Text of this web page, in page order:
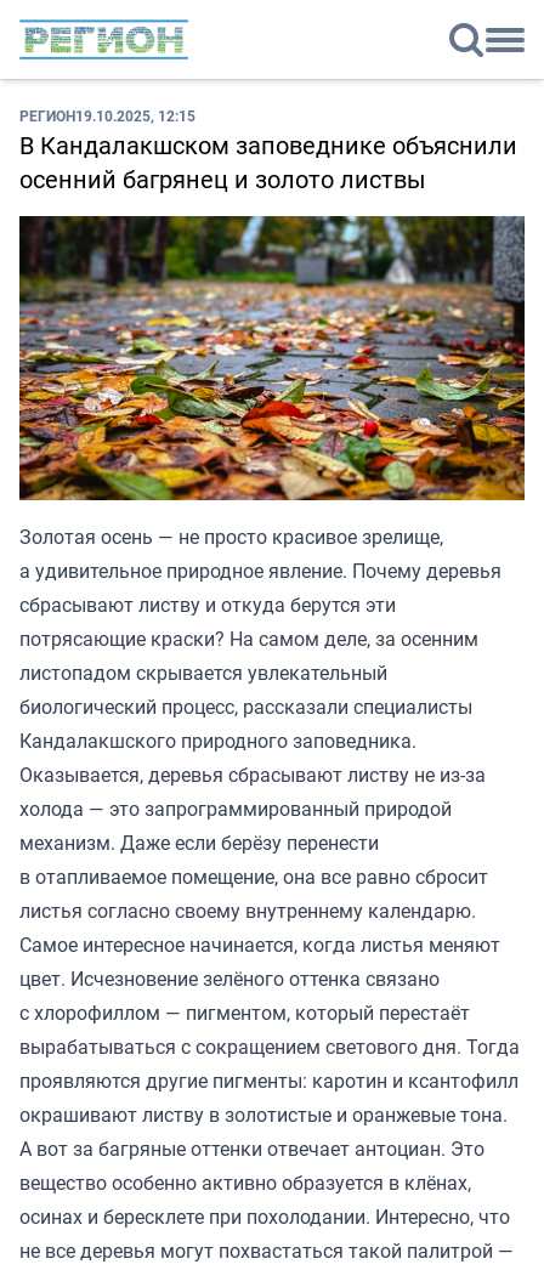
РЕГИОН19.10.2025, 12:15
В Кандалакшском заповеднике объяснили
осенний багрянец и золото листвы
Золотая осень — не просто красивое зрелище,
а удивительное природное явление. Почему деревья
сбрасывают листву и откуда берутся эти
потрясающие краски? На самом деле, за осенним
листопадом скрывается увлекательный
биологический процесс, рассказали специалисты
Кандалакшского природного заповедника.
Оказывается, деревья сбрасывают листву не из-за
холода — это запрограммированный природой
механизм. Даже если берёзу перенести
в отапливаемое помещение, она все равно сбросит
листья согласно своему внутреннему календарю.
Самое интересное начинается, когда листья меняют
цвет. Исчезновение зелёного оттенка связано
с хлорофиллом — пигментом, который перестаёт
вырабатываться с сокращением светового дня. Тогда
проявляются другие пигменты: каротин и ксантофилл
окрашивают листву в золотистые и оранжевые тона.
А вот за багряные оттенки отвечает антоциан. Это
вещество особенно активно образуется в клёнах,
осинах и бересклете при похолодании. Интересно, что
не все деревья могут похвастаться такой палитрой —